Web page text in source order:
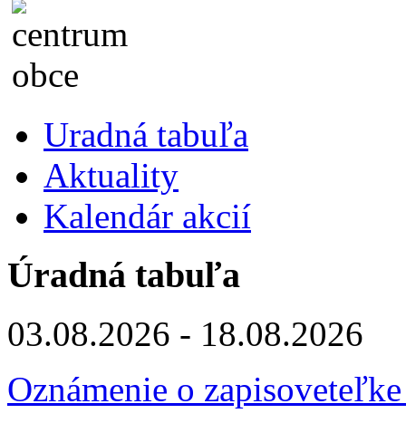
Uradná tabuľa
Aktuality
Kalendár akcií
Úradná tabuľa
03.08.2026 - 18.08.2026
Oznámenie o